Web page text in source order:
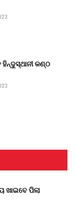
କଣ୍ଠ
ପିଲା